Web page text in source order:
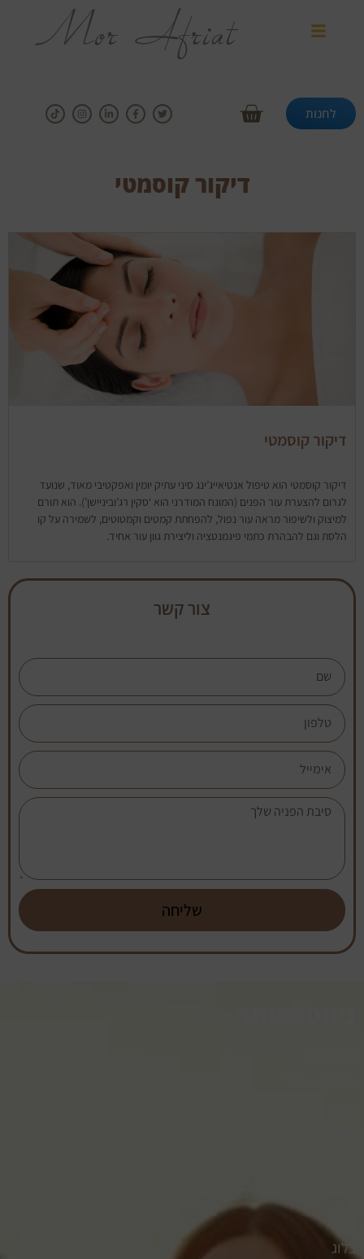
לחנות
דיקור קוסמטי
צור קשר
שליחה
דיקור קוסמטי
דיקור קוסמטי הוא טיפול אנטיאייג’ינג סיני עתיק יומין ואפקטיבי מאוד, שנועד
לגרום להצערת עור הפנים (המונח המודרני הוא ‘סקין רג’וביניישן’). הוא תורם
למיצוק ולשיפור מראה עור נפול, להפחתת קמטים וקמטוטים, לשמירה על קו
הלסת וגם להבהרת כתמי פיגמנטציה וליצירת גוון עור אחיד.
בלוג